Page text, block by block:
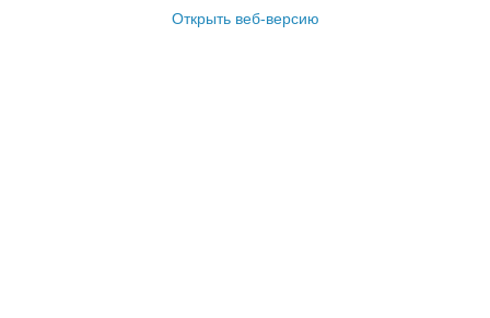
Открыть веб-версию